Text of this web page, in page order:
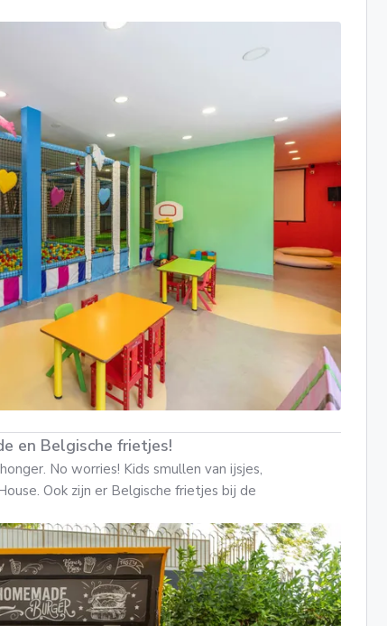
en Belgische frietjes!
No worries! Kids smullen van ijsjes,
Ook zijn er Belgische frietjes bij de